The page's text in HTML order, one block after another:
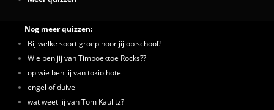
Nog meer quizzen:
Bij welke soort groep hoor jij op school?
Wie ben jij van Timboektoe Rocks??
op wie ben jij van tokio hotel
engel of duivel
wat weet jij van Tom Kaulitz?